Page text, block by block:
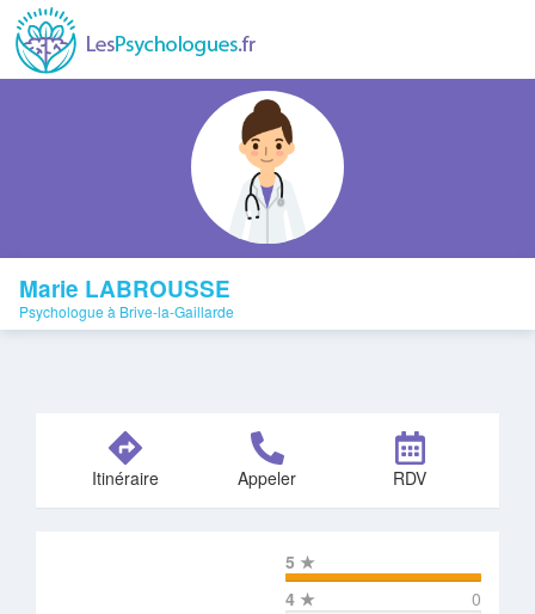
Marie LABROUSSE
Psychologue à Brive-la-Gaillarde
Itinéraire Appeler RDV
5 ★
4 ★
0